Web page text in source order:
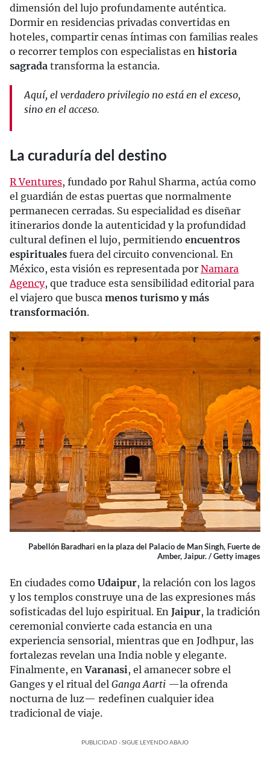
dimensión del lujo profundamente auténtica.
Dormir en residencias privadas convertidas en
hoteles, compartir cenas íntimas con familias reales
o recorrer templos con especialistas en historia
sagrada transforma la estancia.
Aquí, el verdadero privilegio no está en el exceso,
sino en el acceso.
La curaduría del destino
R Ventures, fundado por Rahul Sharma, actúa como
el guardián de estas puertas que normalmente
permanecen cerradas. Su especialidad es diseñar
itinerarios donde la autenticidad y la profundidad
cultural definen el lujo, permitiendo encuentros
espirituales fuera del circuito convencional. En
México, esta visión es representada por Namara
Agency, que traduce esta sensibilidad editorial para
el viajero que busca menos turismo y más
transformación.
Pabellón Baradhari en la plaza del Palacio de Man Singh, Fuerte de
Amber, Jaipur. / Getty images
En ciudades como Udaipur, la relación con los lagos
y los templos construye una de las expresiones más
sofisticadas del lujo espiritual. En Jaipur, la tradición
ceremonial convierte cada estancia en una
experiencia sensorial, mientras que en Jodhpur, las
fortalezas revelan una India noble y elegante.
Finalmente, enVaranasi, el amanecer sobre el
Ganges y el ritual del Ganga Aarti —la ofrenda
nocturna de luz— redefinen cualquier idea
tradicional de viaje.
PUBLICIDAD - SIGUE LEYENDO ABAJO